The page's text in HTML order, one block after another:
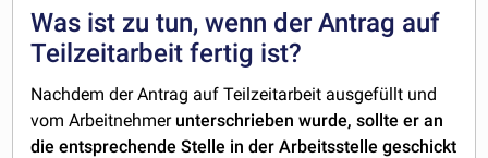
Was ist zu tun, wenn der Antrag auf
Teilzeitarbeit fertig ist?
Nachdem der Antrag auf Teilzeitarbeit ausgefüllt und
vom Arbeitnehmer unterschrieben wurde, sollte er an
die entsprechende Stelle in der Arbeitsstelle geschickt